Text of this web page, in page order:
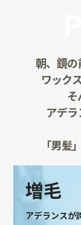
朝、鏡
ワック
そ
アデラ
「男髪
増毛
アデランスが